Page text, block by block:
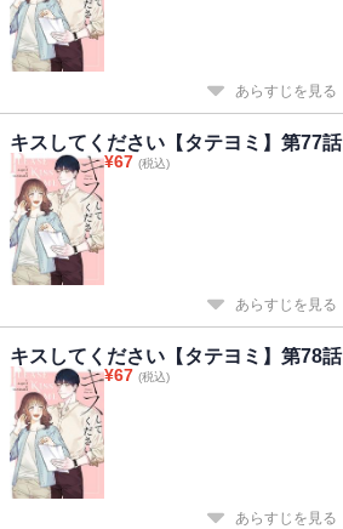
あらすじを見る
キスしてください【タテヨミ】第77話
¥67 (税込)
あらすじを見る
キスしてください【タテヨミ】第78話
¥67 (税込)
あらすじを見る